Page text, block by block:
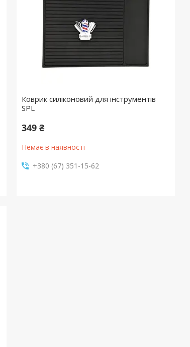
Коврик силіконовий для інструментів
SPL
349 ₴
Немає в наявності
+380 (67) 351-15-62